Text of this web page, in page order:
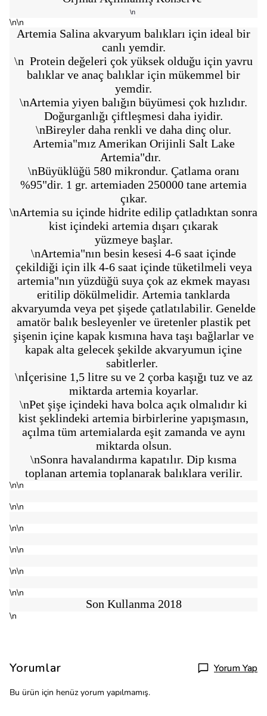
\n
\n\n
Artemia Salina akvaryum balıkları için ideal bir
canlı yemdir.
\n Protein değeleri çok yüksek olduğu için yavru
balıklar ve anaç balıklar için mükemmel bir
yemdir.
\nArtemia yiyen balığın büyümesi çok hızlıdır.
Doğurganlığı çiftleşmesi daha iyidir.
\nBireyler daha renkli ve daha dinç olur.
Artemia"mız Amerikan Orijinli Salt Lake
Artemia"dır.
\nBüyüklüğü 580 mikrondur. Çatlama oranı
%95"dir. 1 gr. artemiaden 250000 tane artemia
çıkar.
\nArtemia su içinde hidrite edilip çatladıktan sonra
kist içindeki artemia dışarı çıkarak
yüzmeye başlar.
\nArtemia"nın besin kesesi 4-6 saat içinde
çekildiği için ilk 4-6 saat içinde tüketilmeli veya
artemia"nın yüzdüğü suya çok az ekmek mayası
eritilip dökülmelidir. Artemia tanklarda
akvaryumda veya pet şişede çatlatılabilir. Genelde
amatör balık besleyenler ve üretenler plastik pet
şişenin içine kapak kısmına hava taşı bağlarlar ve
kapak alta gelecek şekilde akvaryumun içine
sabitlerler.
\nİçerisine 1,5 litre su ve 2 çorba kaşığı tuz ve az
miktarda artemia koyarlar.
\nPet şişe içindeki hava bolca açık olmalıdır ki
kist şeklindeki artemia birbirlerine yapışmasın,
açılma tüm artemialarda eşit zamanda ve aynı
miktarda olsun.
\nSonra havalandırma kapatılır. Dip kısma
toplanan artemia toplanarak balıklara verilir.
\n\n
\n\n
\n\n
\n\n
\n\n
\n\n
Son Kullanma 2018
\n
Yorumlar Yorum Yap
Bu ürün için henüz yorum yapılmamış.